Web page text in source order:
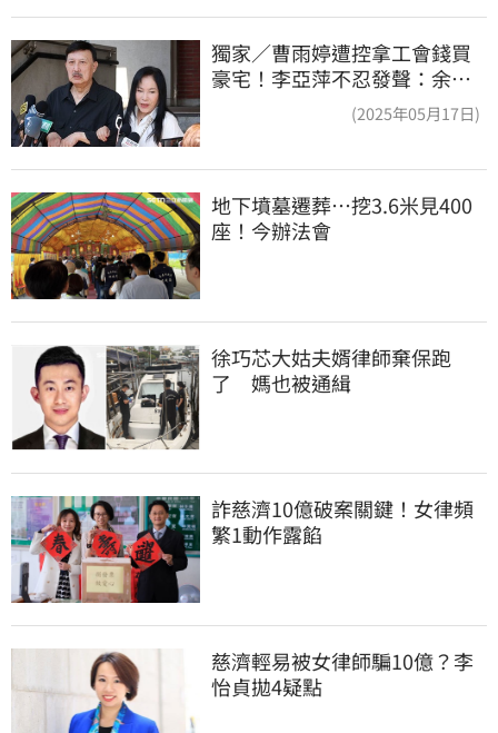
獨家／曹雨婷遭控拿工會錢買
豪宅！李亞萍不忍發聲：余天
(2025年05月17日)
地下墳墓遷葬…挖3.6米見400
座！今辦法會
徐巧芯大姑夫婿律師棄保跑
了　媽也被通緝
詐慈濟10億破案關鍵！女律頻
繁1動作露餡
慈濟輕易被女律師騙10億？李
怡貞拋4疑點